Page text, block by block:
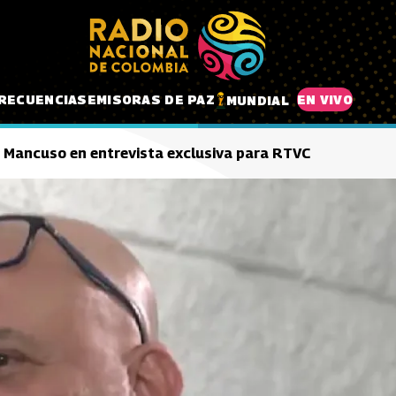
EMISORAS DE PAZ MUNDIAL EN VIVO
en entrevista exclusiva para RTVC